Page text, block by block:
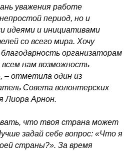
уважения работе
период, но и
идеями и инициативами
со всего мира. Хочу
организаторам
нам возможность
– отметила один из
Совета волонтерских
Лиора Арнон.
что твоя страна может
задай себе вопрос: «Что я
страны?». За время